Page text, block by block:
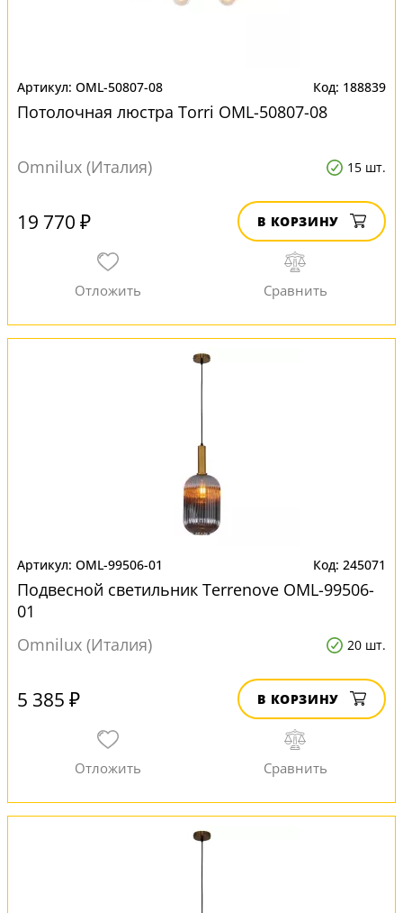
OML-50807-08 188839
Потолочная люстра Torri OML-50807-08
Omnilux (Италия) 15 шт.
19 770 ₽ В КОРЗИНУ
OML-99506-01 245071
Подвесной светильник Terrenove OML-99506-
01
Omnilux (Италия)
20 шт.
5 385 ₽ В КОРЗИНУ